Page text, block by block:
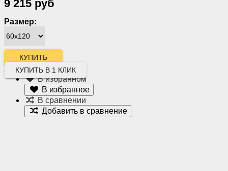
9 215 руб
Размер:
КУПИТЬ В 1 КЛИК
В избранном
В избранное
В сравнении
Добавить в сравнение